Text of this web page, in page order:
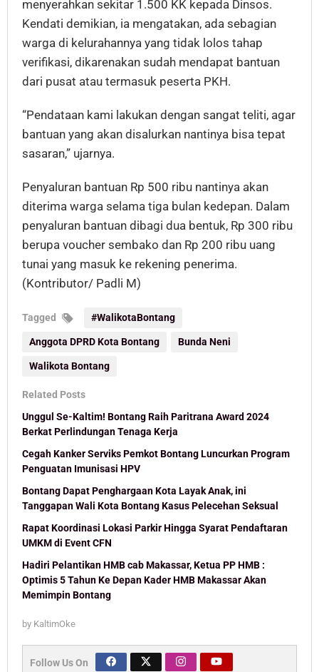
menyerahkan sekitar 1.500 KK kepada Dinsos.
Kendati demikian, ia mengatakan, ada sebagian
warga di kelurahannya yang tidak lolos tahap
verifikasi, dikarenakan sudah mendapat bantuan
dari pusat atau termasuk peserta PKH.
“Pendataan kami lakukan dengan sangat teliti, agar
bantuan yang akan disalurkan nantinya bisa tepat
sasaran,” ujarnya.
Penyaluran bantuan Rp 500 ribu nantinya akan
diterima warga selama tiga bulan kedepan. Dalam
penyaluran bantuan dibagi dua bentuk, Rp 300 ribu
berupa voucher sembako dan Rp 200 ribu uang
tunai yang masuk ke rekening penerima.
(Kontributor/ Padli M)
Tagged #WalikotaBontang
Anggota DPRD Kota Bontang Bunda Neni
Walikota Bontang
Related Posts
Unggul Se-Kaltim! Bontang Raih Paritrana Award 2024
Berkat Perlindungan Tenaga Kerja
Cegah Kanker Serviks Pemkot Bontang Luncurkan Program
Penguatan Imunisasi HPV
Bontang Dapat Penghargaan Kota Layak Anak, ini
Tanggapan Wali Kota Bontang Kasus Pelecehan Seksual
Rapat Koordinasi Lokasi Parkir Hingga Syarat Pendaftaran
UMKM di Event CFN
Hadiri Pelantikan HMB cab Makassar, Ketua PP HMB :
Optimis 5 Tahun Ke Depan Kader HMB Makassar Akan
Memimpin Bontang
by KaltimOke
Follow Us On